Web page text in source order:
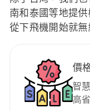
南和泰國等地提
從下飛機開始就
價
智
高